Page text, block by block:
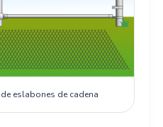
eslabones de cadena